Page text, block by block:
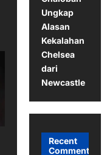
Ungkap
Alasan
Kekalahan
Chelsea
dari
Newcastle
Recent
Comments